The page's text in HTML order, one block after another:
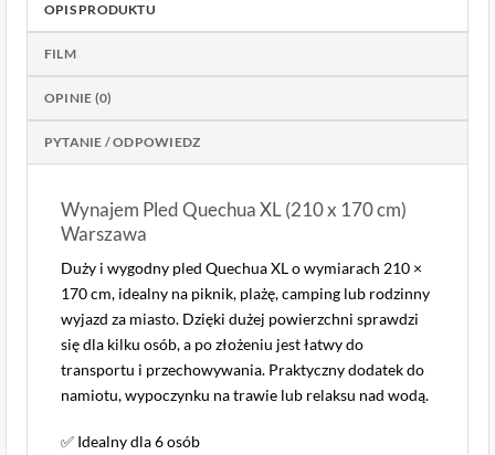
OPIS PRODUKTU
FILM
OPINIE (0)
PYTANIE / ODPOWIEDZ
Wynajem Pled Quechua XL (210 x 170 cm)
Warszawa
Duży i wygodny pled Quechua XL o wymiarach 210 ×
170 cm, idealny na piknik, plażę, camping lub rodzinny
wyjazd za miasto. Dzięki dużej powierzchni sprawdzi
się dla kilku osób, a po złożeniu jest łatwy do
transportu i przechowywania. Praktyczny dodatek do
namiotu, wypoczynku na trawie lub relaksu nad wodą.
✅ Idealny dla 6 osób